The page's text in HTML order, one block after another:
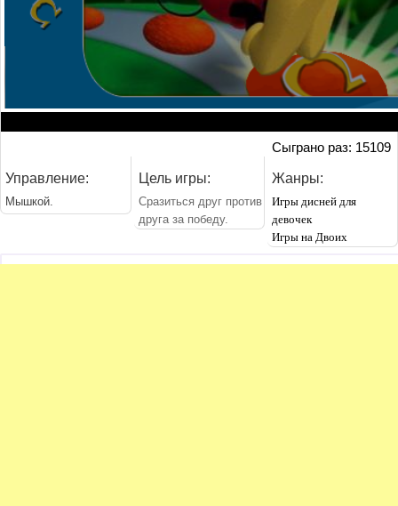
Сыграно раз: 15109
Управление:
Мышкой.
Цель игры:
Сразиться друг против
друга за победу.
Жанры:
Игры дисней для
девочек
Игры на Двоих